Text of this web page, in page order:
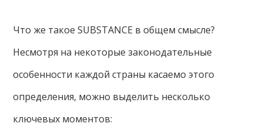
Что же такое SUBSTANCE в общем смысле?
Несмотря на некоторые законодательные
особенности каждой страны касаемо этого
определения, можно выделить несколько
ключевых моментов: